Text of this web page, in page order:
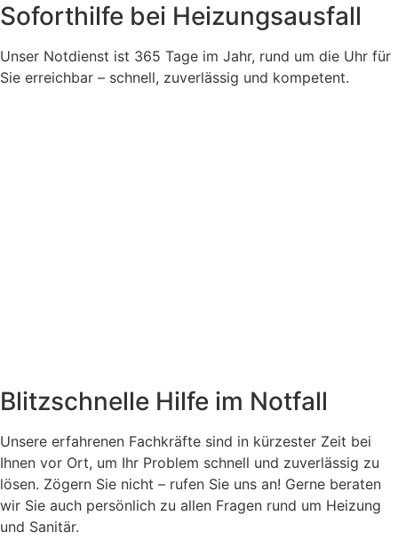
Soforthilfe bei Heizungsausfall
Unser Notdienst ist 365 Tage im Jahr, rund um die Uhr für
Sie erreichbar – schnell, zuverlässig und kompetent.
Blitzschnelle Hilfe im Notfall
Unsere erfahrenen Fachkräfte sind in kürzester Zeit bei
Ihnen vor Ort, um Ihr Problem schnell und zuverlässig zu
lösen. Zögern Sie nicht – rufen Sie uns an! Gerne beraten
wir Sie auch persönlich zu allen Fragen rund um Heizung
und Sanitär.